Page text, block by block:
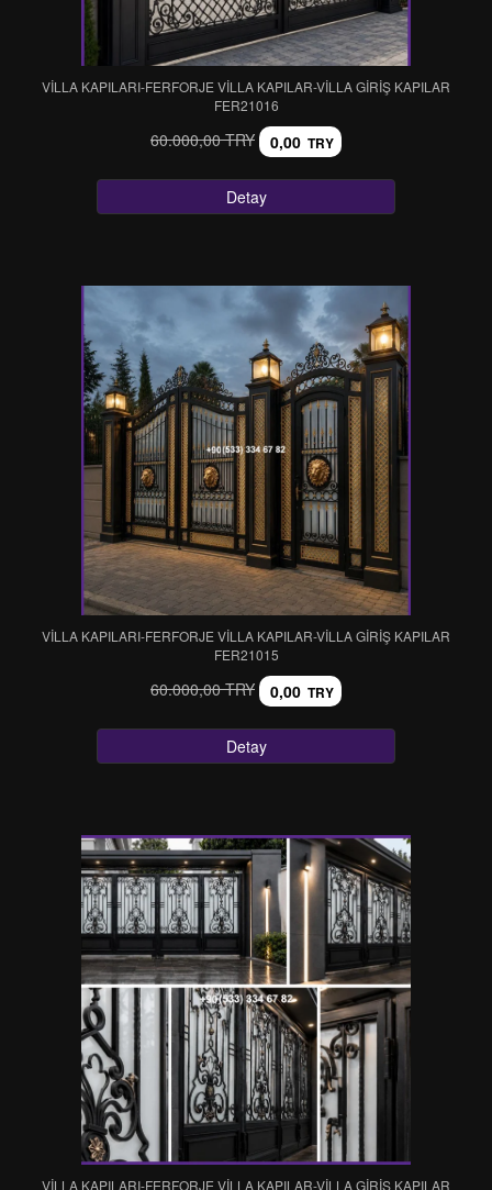
VİLLA KAPILARI-FERFORJE VİLLA KAPILAR-VİLLA GİRİŞ KAPILAR
FER21016
60.000,00 TRY 0,00 TRY
Detay
VİLLA KAPILARI-FERFORJE VİLLA KAPILAR-VİLLA GİRİŞ KAPILAR
FER21015
60.000,00 TRY 0,00 TRY
Detay
VİLLA KAPILARI-FERFORJE VİLLA KAPILAR-VİLLA GİRİŞ KAPILAR